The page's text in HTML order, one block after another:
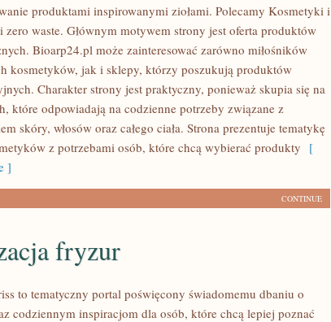
produktami inspirowanymi ziołami. Polecamy Kosmetyki i
zero waste. Głównym motywem strony jest oferta produktów
Bioarp24.pl może zainteresować zarówno miłośników
kosmetyków, jak i sklepy, którzy poszukują produktów
Charakter strony jest praktyczny, ponieważ skupia się na
które odpowiadają na codzienne potrzeby związane z
skóry, włosów oraz całego ciała. Strona prezentuje tematykę
z potrzebami osób, które chcą wybierać produkty [
]
CONTINUE
fryzur
to tematyczny portal poświęcony świadomemu dbaniu o
codziennym inspiracjom dla osób, które chcą lepiej poznać